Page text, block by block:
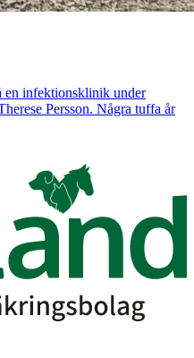
en infektionsklinik under
Persson. Några tuffa år